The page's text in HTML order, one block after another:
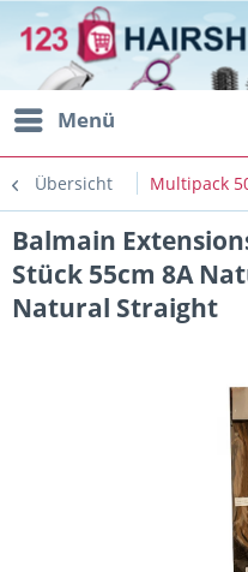
Menü
Übersicht Multipack
Balmain
Stück 55cm 8A
Natural Straight